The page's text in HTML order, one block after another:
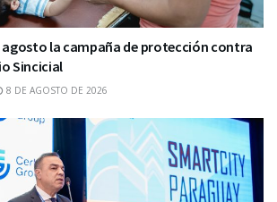
agosto la campaña de protección contra
Sincicial
8 DE AGOSTO DE 2026